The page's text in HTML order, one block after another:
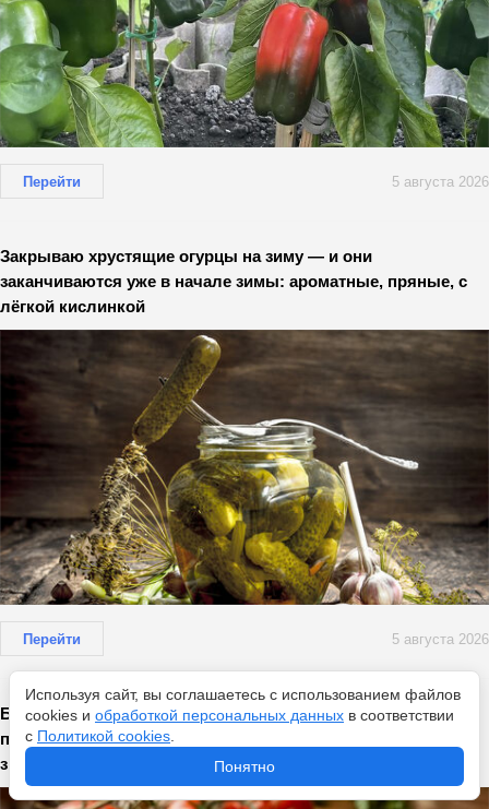
Перейти 5 августа 2026
Закрываю хрустящие огурцы на зиму — и они
заканчиваются уже в начале зимы: ароматные, пряные, с
лёгкой кислинкой
Перейти 5 августа 2026
Беру широкий скотч – и помидоры при хранении не
портятся месяцами: лайфхак от опытных хозяек — даже
зрелые томаты не сгниют в холодильнике
Используя сайт, вы соглашаетесь с использованием файлов
cookies и обработкой персональных данных в соответствии
с Политикой cookies
Понятно